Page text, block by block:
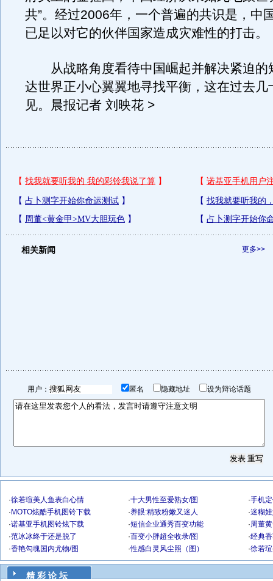
共”。经过2006年，一个普遍的共识是，中
已足以对它的伙伴国家造成灾难性的打击。
从战略角度看待中国崛起并解决紧迫的
达世界正小心翼翼地寻找平衡，这在过去几
见。晨报记者 刘映花 >
更多>>
相关新闻
用户： 匿名 隐藏地址 设为辩论话题
·徐若瑄美人鱼表白心情
· MOTO炫酷手机图铃下载
·诺基亚手机图铃炫下载
·范冰冰终于还是脱了
·香艳勾魂国内尤物/图
·十大男性至爱熟女/图
·养眼:精致粉嫩又迷人
·短信企业通秀百变功能
·百变小胖超全收录/图
·性感白灵风尘照（图）
·手机
·迷糊
·周董
·经典
·徐若
精 彩 论 坛